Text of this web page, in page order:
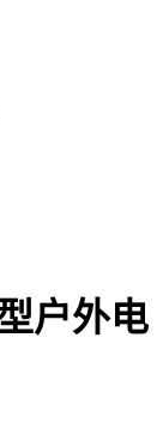
户外电